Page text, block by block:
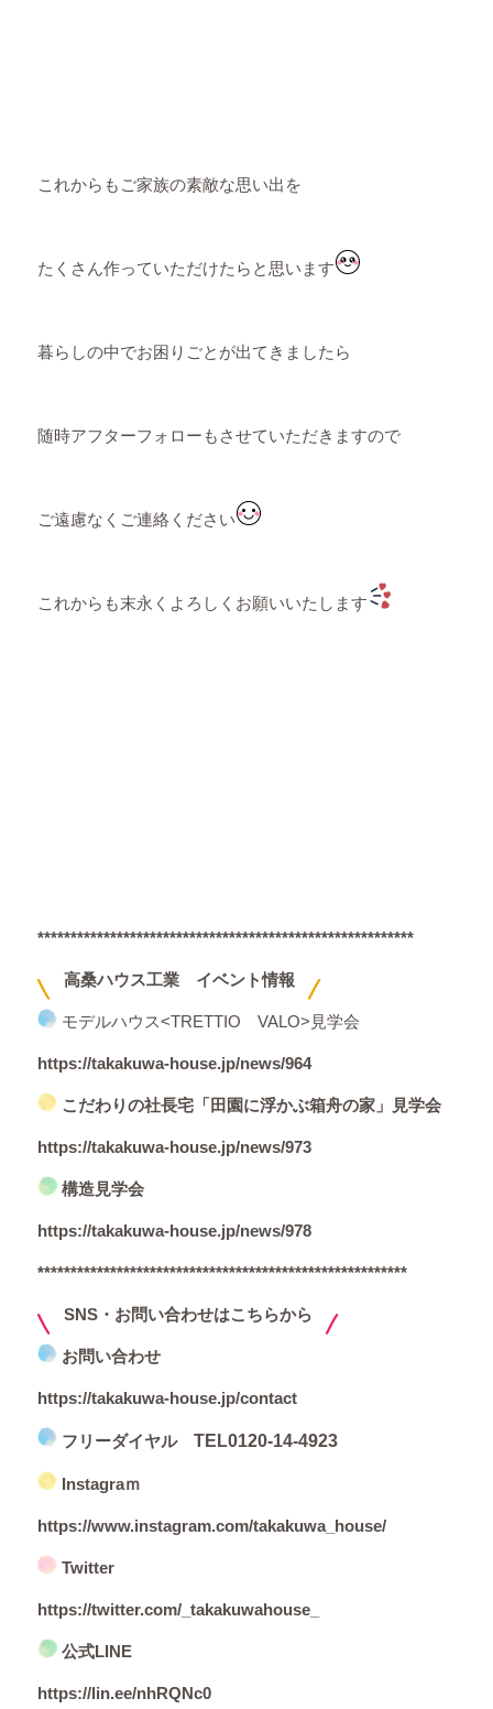
これからもご家族の素敵な思い出を
たくさん作っていただけたらと思います
暮らしの中でお困りごとが出てきましたら
随時アフターフォローもさせていただきますので
ご遠慮なくご連絡ください
これからも末永くよろしくお願いいたします
*********************************************************
高桑ハウス工業 イベント情報
モデルハウス<TRETTIO VALO>見学会
https://takakuwa-house.jp/news/964
こだわりの社長宅「田園に浮かぶ箱舟の家」見学会
https://takakuwa-house.jp/news/973
構造見学会
https://takakuwa-house.jp/news/978
********************************************************
SNS・お問い合わせはこちらから
お問い合わせ
https://takakuwa-house.jp/contact
フリーダイヤル TEL0120-14-4923
Instagraｍ
https://www.instagram.com/takakuwa_house/
Twitter
https://twitter.com/_takakuwahouse_
公式LINE
https://lin.ee/nhRQNc0